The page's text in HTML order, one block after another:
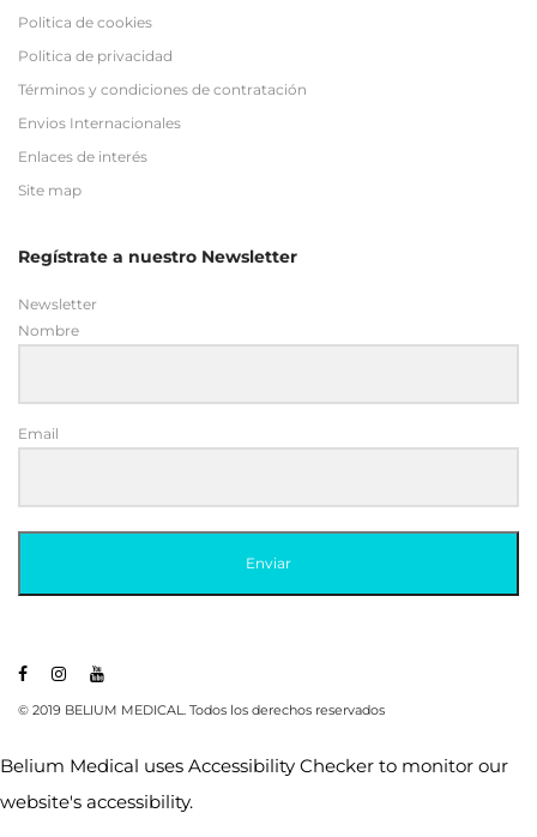
Politica de cookies
Politica de privacidad
Términos y condiciones de contratación
Envios Internacionales
Enlaces de interés
Site map
Regístrate a nuestro Newsletter
Newsletter
Nombre
Email
Enviar
© 2019 BELIUM MEDICAL. Todos los derechos reservados
Belium Medical uses Accessibility Checker to monitor our
website's accessibility.